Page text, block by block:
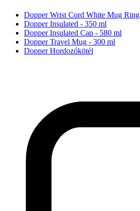
Dopper Wrist Cord White Mug Ring
Dopper Insulated - 350 ml
Dopper Insulated Cap - 580 ml
Dopper Travel Mug - 300 ml
Dopper Hordozókötél